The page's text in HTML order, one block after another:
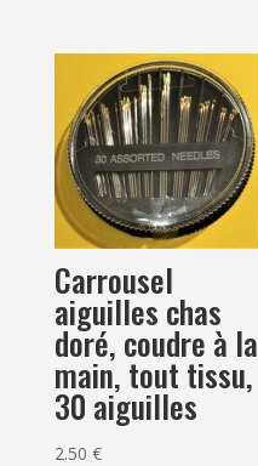
Carrousel
aiguilles chas
doré, coudre à la
main, tout tissu,
30 aiguilles
2.50 €